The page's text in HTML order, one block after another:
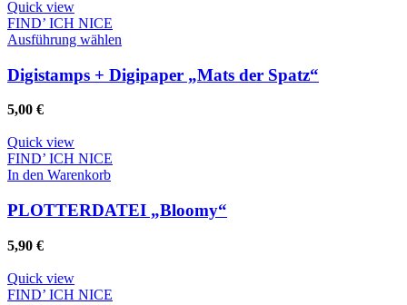
auf
der
Produktseite
Quick view
FIND’ ICH NICE
Ausführung wählen
weist
mehrere
der
Produktseite
Digistamps + Digipaper „Mats der Spatz“
5,00 €
Quick view
FIND’ ICH NICE
In den Warenkorb
PLOTTERDATEI „Bloomy“
5,90 €
Quick view
FIND’ ICH NICE